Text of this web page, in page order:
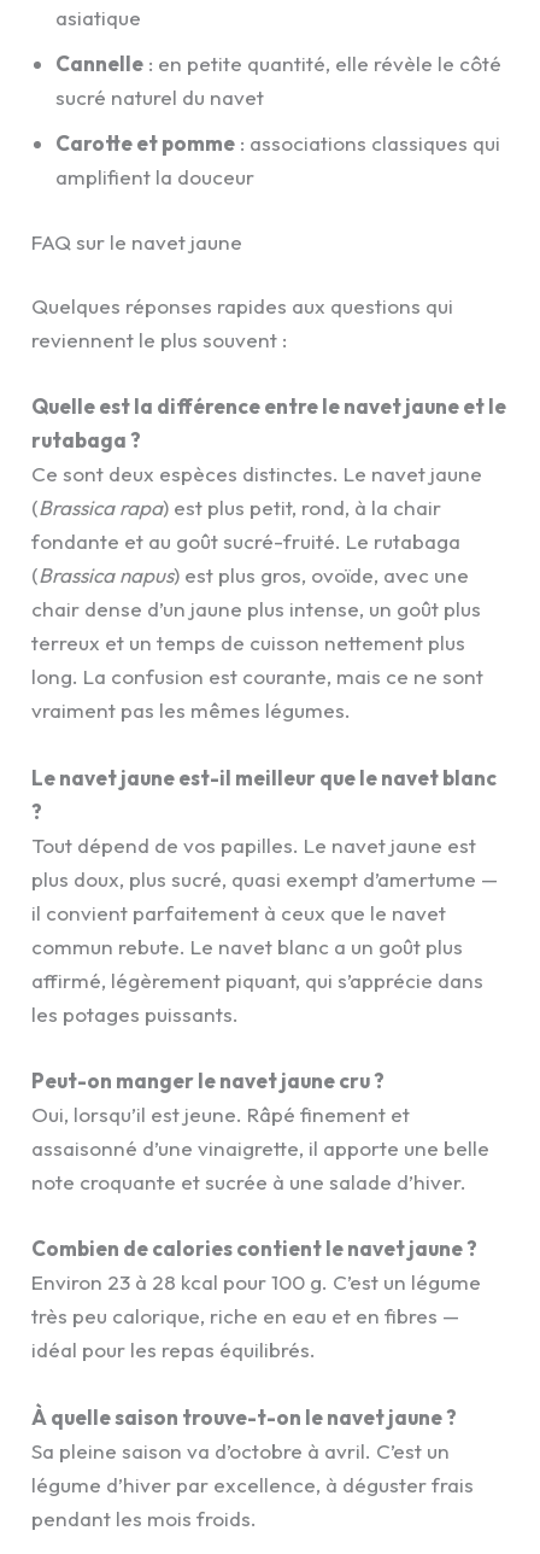
asiatique
Cannelle : en petite quantité, elle révèle le côté
sucré naturel du navet
Carotte et pomme : associations classiques qui
amplifient la douceur
FAQ sur le navet jaune
Quelques réponses rapides aux questions qui
reviennent le plus souvent :
Quelle est la différence entre le navet jaune et le
rutabaga ?
Ce sont deux espèces distinctes. Le navet jaune
(Brassica rapa) est plus petit, rond, à la chair
fondante et au goût sucré-fruité. Le rutabaga
(Brassica napus) est plus gros, ovoïde, avec une
chair dense d’un jaune plus intense, un goût plus
terreux et un temps de cuisson nettement plus
long. La confusion est courante, mais ce ne sont
vraiment pas les mêmes légumes.
Le navet jaune est-il meilleur que le navet blanc
?
Tout dépend de vos papilles. Le navet jaune est
plus doux, plus sucré, quasi exempt d’amertume —
il convient parfaitement à ceux que le navet
commun rebute. Le navet blanc a un goût plus
affirmé, légèrement piquant, qui s’apprécie dans
les potages puissants.
Peut-on manger le navet jaune cru ?
Oui, lorsqu’il est jeune. Râpé finement et
assaisonné d’une vinaigrette, il apporte une belle
note croquante et sucrée à une salade d’hiver.
Combien de calories contient le navet jaune ?
Environ 23 à 28 kcal pour 100 g. C’est un légume
très peu calorique, riche en eau et en fibres —
idéal pour les repas équilibrés.
À quelle saison trouve-t-on le navet jaune ?
Sa pleine saison va d’octobre à avril. C’est un
légume d’hiver par excellence, à déguster frais
pendant les mois froids.